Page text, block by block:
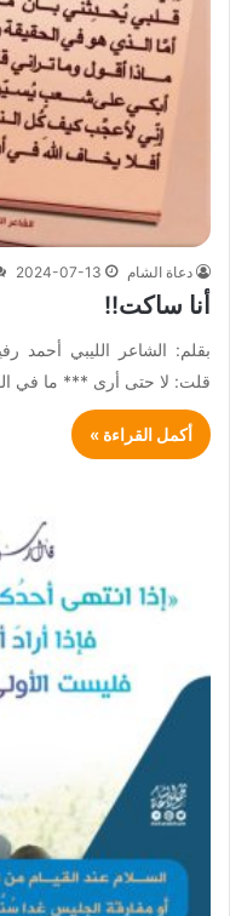
دعاة الشام 2024-07-13
أنا ساكت!!
قلت: لا حتى أرى *** ما في
أكمل القراءة »